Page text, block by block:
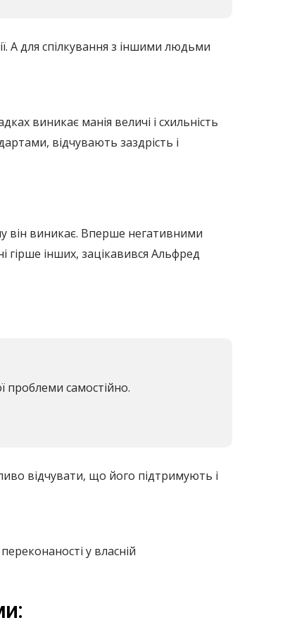
А для спілкування з іншими людьми
виникає манія величі і схильність
відчувають заздрість і
він виникає. Вперше негативними
інших, зацікавився Альфред
проблеми самостійно.
відчувати, що його підтримують і
у власній